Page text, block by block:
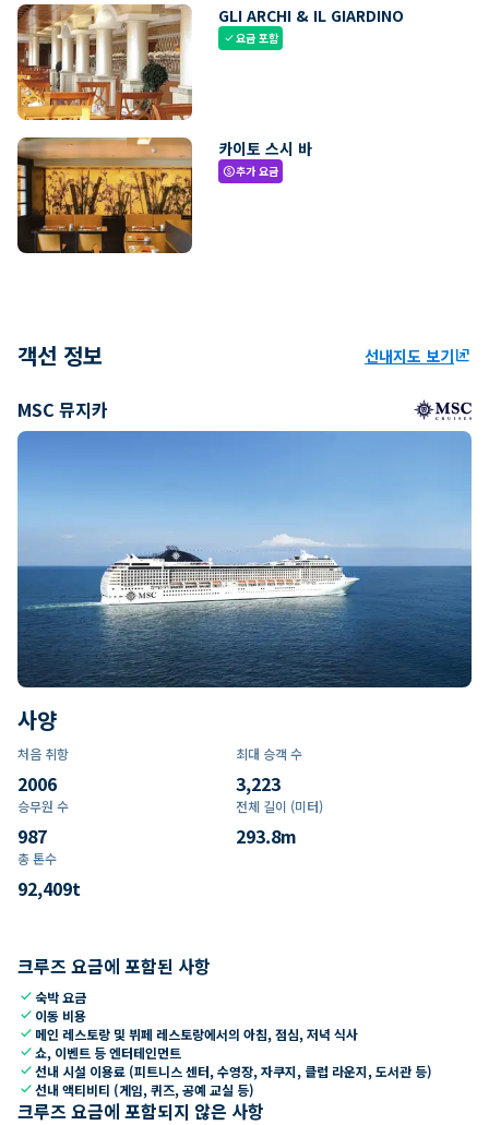
GLI ARCHI & IL GIARDINO
check요금 포함
카이토 스시 바
paid추가 요금
객선 정보 선내지도 보기ungroup
MSC 뮤지카
사양
처음 취항
2006
최대 승객 수
3,223
승무원 수
987
전체 길이 (미터)
293.8m
총 톤수
92,409t
크루즈 요금에 포함된 사항
check숙박 요금
check 이동 비용
check 메인 레스토랑 및 뷔페 레스토랑에서의 아침, 점심, 저녁 식사
check쇼, 이벤트 등 엔터테인먼트
check선내 시설 이용료 (피트니스 센터, 수영장, 자쿠지, 클럽 라운지, 도서관 등)
check선내 액티비티 (게임, 퀴즈, 공예 교실 등)
크루즈 요금에 포함되지 않은 사항